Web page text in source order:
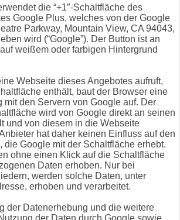
die “+1″-Schaltfläche des
Google Plus, welches von der Google
Parkway, Mountain View, CA 94043,
wird (“Google”). Der Button ist an
weißem oder farbigen Hintergrund
Webseite dieses Angebotes aufruft,
enthält, baut der Browser eine
mit den Servern von Google auf. Der
wird von Google direkt an seinen
und von diesem in die Webseite
hat daher keinen Einfluss auf den
die Google mit der Schaltfläche erhebt.
ohne einen Klick auf die Schaltfläche
Daten erhoben. Nur bei
werden solche Daten, unter
erhoben und verarbeitet.
der Datenerhebung und die weitere